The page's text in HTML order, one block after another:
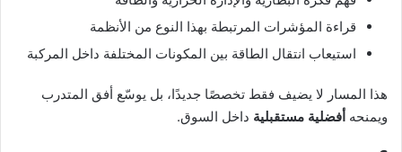
قراءة المؤشرات المرتبطة بهذا النوع من الأنظمة
استيعاب انتقال الطاقة بين المكونات المختلفة داخل المركبة
هذا المسار لا يضيف فقط تخصصًا جديدًا، بل يوسّع أفق المتدرب
ويمنحه أفضلية مستقبلية داخل السوق.